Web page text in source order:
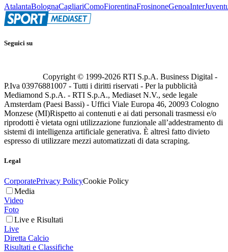
AtalantaBolognaCagliariComoFiorentinaFrosinoneGenoaInter
Seguici su
Copyright © 1999-2026 RTI S.p.A. Business Digital -
P.Iva 03976881007 - Tutti i diritti riservati - Per la pubblicità
Mediamond S.p.A. - RTI S.p.A., Mediaset N.V., sede legale
Amsterdam (Paesi Bassi) - Uffici Viale Europa 46, 20093 Cologno
Monzese (MI)Rispetto ai contenuti e ai dati personali trasmessi e/o
riprodotti è vietata ogni utilizzazione funzionale all’addestramento di
sistemi di intelligenza artificiale generativa. È altresì fatto divieto
espresso di utilizzare mezzi automatizzati di data scraping.
Legal
CorporatePrivacy PolicyCookie Policy
Media
Video
Foto
Live e Risultati
Live
Diretta Calcio
Risultati e Classifiche